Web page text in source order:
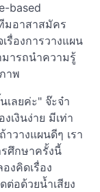
based
มอาสาสมัคร
รื่องการวางแผน
ารถนำความรู้
าพ
เลยค่ะ" จ๊ะจ๋า
เงินง่าย มีเท่า
วางแผนดีๆ เรา
ศึกษาครั้งนี้
งคิดเรื่อง
ต่อด้วยน้ำเสียง